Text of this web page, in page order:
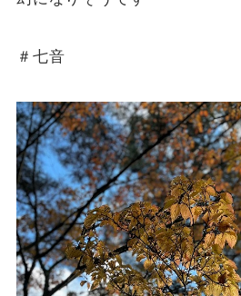
＃七音